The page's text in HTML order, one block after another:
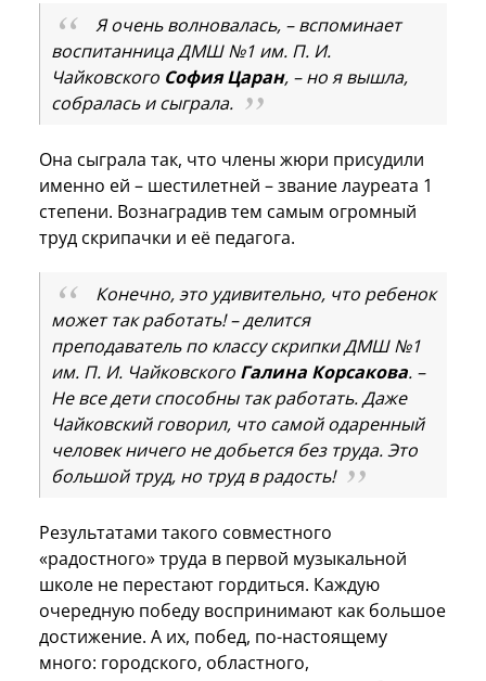
Я очень волновалась, – вспоминает
воспитанница ДМШ №1 им. П. И.
Чайковского София Царан, – но я вышла,
собралась и сыграла.
Она сыграла так, что члены жюри присудили
именно ей – шестилетней – звание лауреата 1
степени. Вознаградив тем самым огромный
труд скрипачки и её педагога.
Конечно, это удивительно, что ребенок
может так работать! – делится
преподаватель по классу скрипки ДМШ №1
им. П. И. Чайковского Галина Корсакова. –
Не все дети способны так работать. Даже
Чайковский говорил, что самой одаренный
человек ничего не добьется без труда. Это
большой труд, но труд в радость!
Результатами такого совместного
«радостного» труда в первой музыкальной
школе не перестают гордиться. Каждую
очередную победу воспринимают как большое
достижение. А их, побед, по-настоящему
много: городского, областного,